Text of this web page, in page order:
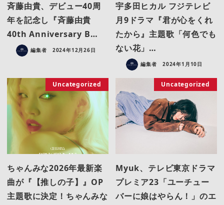
斉藤由貴、デビュー40周
年を記念し『斉藤由貴
40th Anniversary B…
編集者 2024年12月26日
宇多田ヒカル フジテレビ
月9ドラマ『君が心をくれ
たから』主題歌「何色でも
ない花」…
編集者 2024年1月10日
Uncategorized
ちゃんみな2026年最新楽
曲が『【推しの子】』OP
主題歌に決定！ちゃんみな
Uncategorized
Myuk、テレビ東京ドラマ
プレミア23「ユーチュー
バーに娘はやらん！」のエ